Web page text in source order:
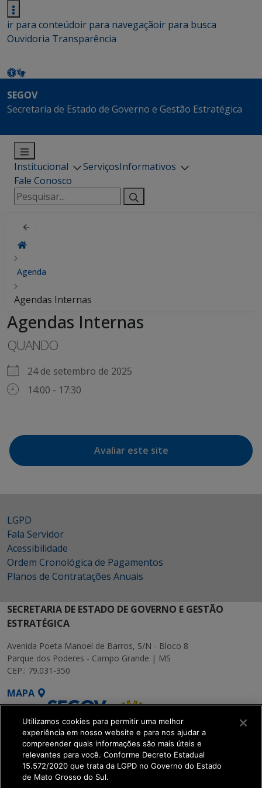
ir para conteúdoir para navegaçãoir para busca
Ouvidoria Transparência
SEGOV
Secretaria de Estado de Governo e Gestão Estratégica
Institucional ServiçosInformativos
Fale Conosco
Pesquisar
por:
Agenda
Agendas Internas
Agendas Internas
QUANDO
24 de setembro de 2025
14:00 - 17:30
Avaliar este site
LGPD
Fala Servidor
Acessibilidade
Ordem Cronológica de Pagamentos
Planos de Contratações Anuais
SECRETARIA DE ESTADO DE GOVERNO E GESTÃO
ESTRATÉGICA
Avenida Poeta Manoel de Barros, S/N - Bloco 8
Parque dos Poderes - Campo Grande | MS
CEP.: 79.031-350
MAPA
SETDIG | Secretaria-
Executiva de
Utilizamos cookies para permitir uma melhor
experiência em nosso website e para nos ajudar a
compreender quais informações são mais úteis e
relevantes para você. Conforme Decreto Estadual
15.572/2020 que trata da LGPD no Governo do Estado
de Mato Grosso do Sul.